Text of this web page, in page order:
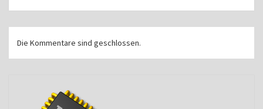
Die Kommentare sind geschlossen.